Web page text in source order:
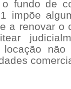
fundo de
impõe
a renovar o